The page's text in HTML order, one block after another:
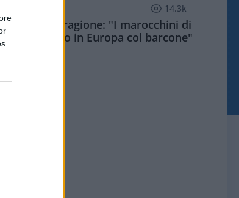
14.3k
aveva ragione: "I marocchini di
sbarcano in Europa col barcone"